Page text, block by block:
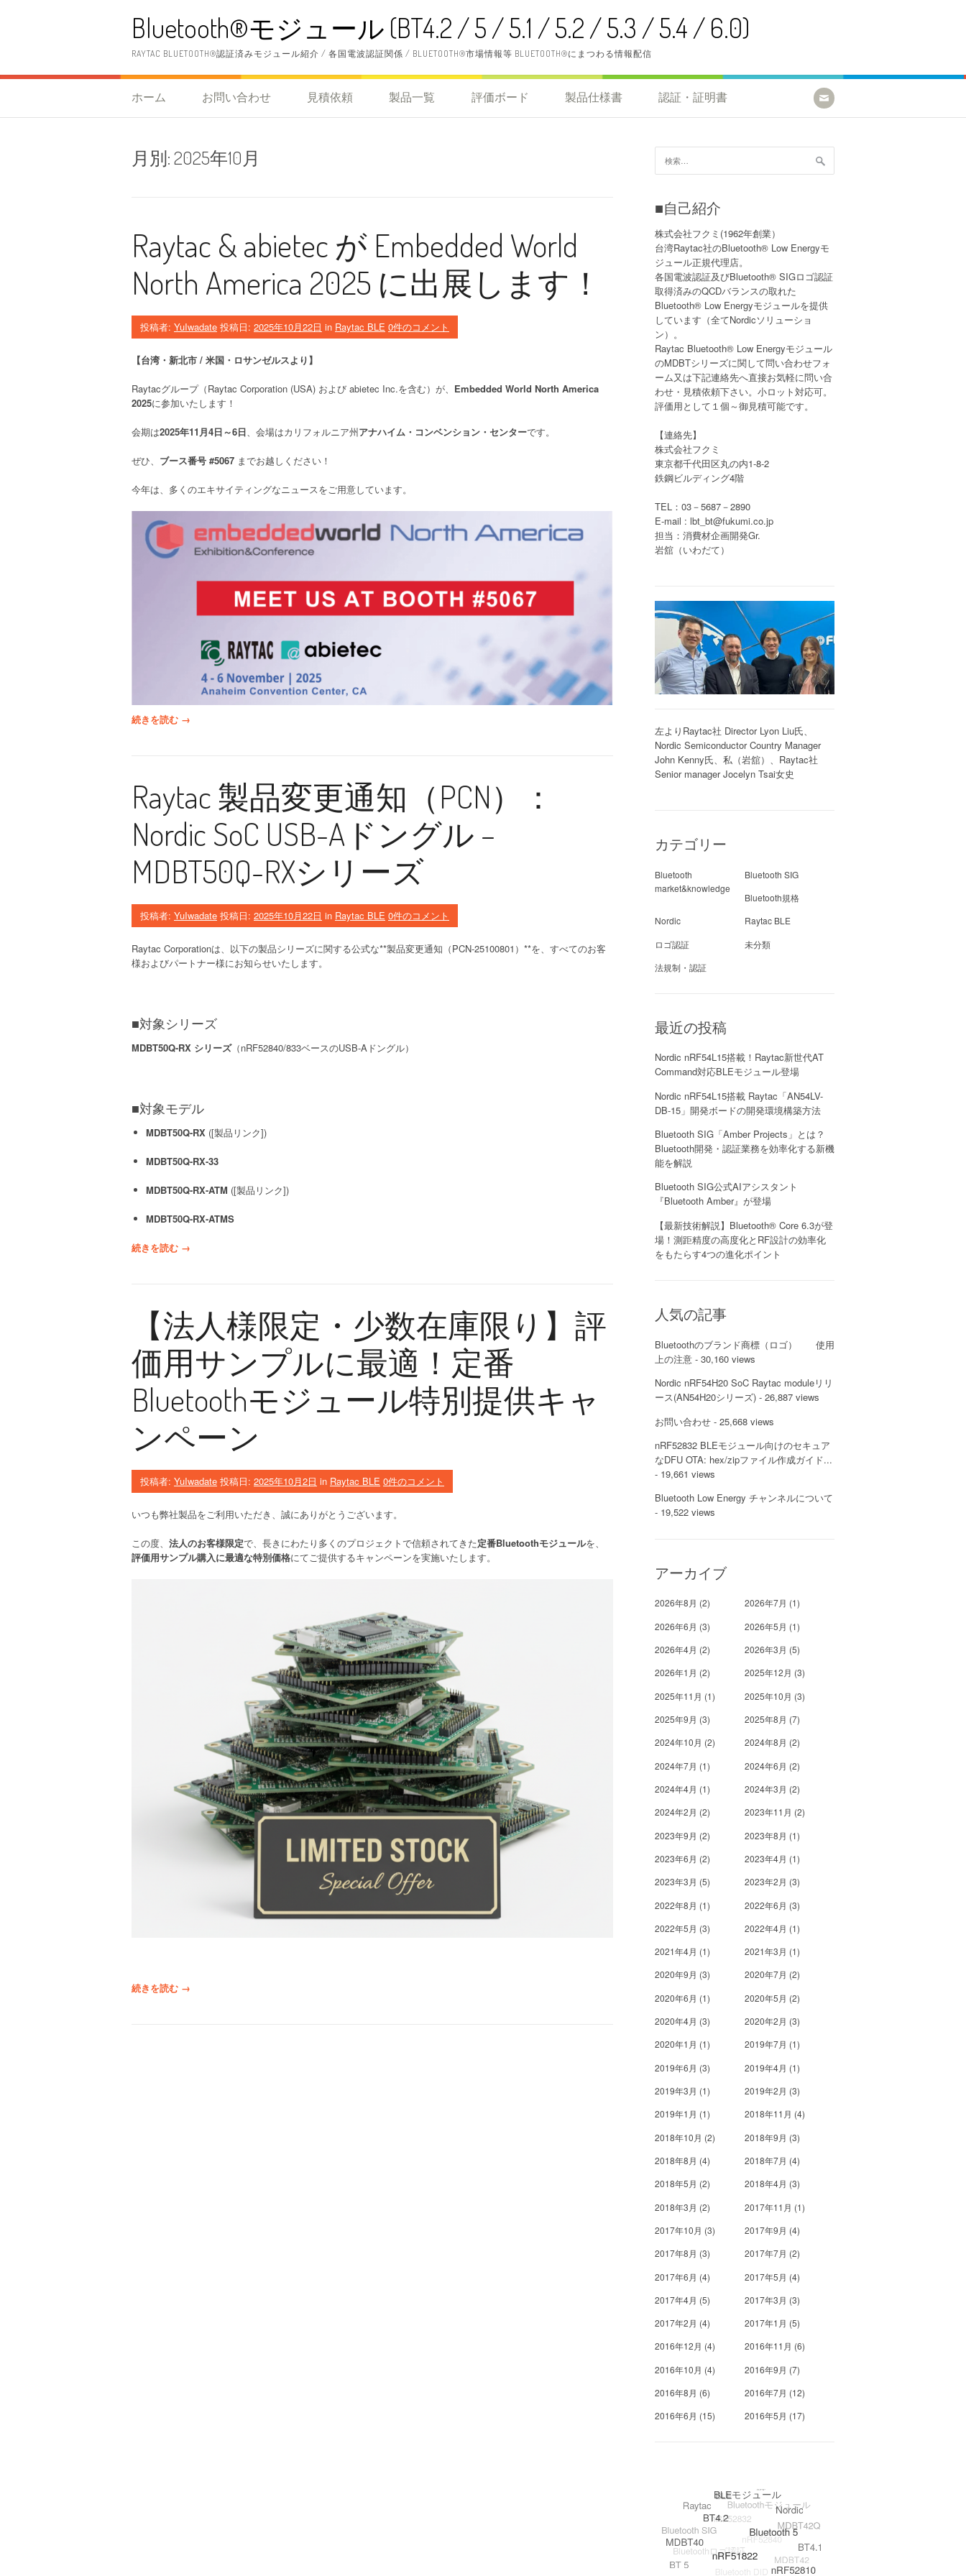
へ
ッ
Bluetooth®モジュール (BT4.2 / 5 / 5.1 / 5.2 / 5.3 / 5.4 / 6.0)
RAYTAC BLUETOOTH®認証済みモジュール紹介 / 各国電波認証関係 / BLUETOOTH®市場情報等 BLUETOOTH®にまつわる情報配信
ホーム お問い合わせ 見積依頼 製品一覧 評価ボード 製品仕様書 認証・証明書
月別:2025年10月
Raytac & abietec が Embedded World
North America 2025 に出展します！
投稿者: YuIwadate 投稿日: 2025年10月22日 in Raytac BLE 0件のコメント
【台湾・新北市 / 米国・ロサンゼルスより】
Raytacグループ（Raytac Corporation (USA) および abietec Inc.を含む）が、 Embedded World North America
2025に参加いたします！
会期は2025年11月4日～6日 、会場はカリフォルニア州アナハイム・コンベンション・センターです。
ぜひ、 ブース番号 #5067 までお越しください！
今年は、多くのエキサイティングなニュースをご用意しています。
続きを読む “
a
c
&
a
b
i
e
e
c
E
m
d
e
d
l
N
r
h
m
r
2
0
2
5
に
出
展
し
す
→
Raytac 製品変更通知（PCN）：
Nordic SoC USB-Aドングル –
MDBT50Q-RXシリーズ
投稿者: YuIwadate 投稿日: 2025年10月22日 in Raytac BLE 0件のコメント
Raytac Corporationは、以下の製品シリーズに関する公式な**製品変更通知（PCN-25100801）**を、すべてのお客
様およびパートナー様にお知らせいたします。
■対象シリーズ
MDBT50Q-RX シリーズ（nRF52840/833ベースのUSB-Aドングル）
■対象モデル
MDBT50Q-RX ([製品リンク])
MDBT50Q-RX-33
MDBT50Q-RX-ATM ([製品リンク])
MDBT50Q-RX-ATMS
続きを読む “
a
c
製
品
変
更
通
（
P
N
）
N
r
d
M
”
→
【法人様限定・少数在庫限り】評
価用サンプルに最適！定番
Bluetoothモジュール特別提供キャ
ンペーン
投稿者: YuIwadate 投稿日: 2025年10月2日 in Raytac BLE 0件のコメント
いつも弊社製品をご利用いただき、誠にありがとうございます。
この度、 法人のお客様限定で、長きにわたり多くのプロジェクトで信頼されてきた定番Bluetoothモジュールを、
評価用サンプル購入に最適な特別価格にてご提供するキャンペーンを実施いたします。
続きを読む “
→
索:
■自己紹介
株式会社フクミ(1962年創業）
台湾Raytac社のBluetooth® Low Energyモ
ジュール正規代理店。
各国電波認証及びBluetooth® SIGロゴ認証
取得済みのQCDバランスの取れた
Bluetooth® Low Energyモジュールを提供
しています（全てNordicソリューショ
ン）。
Raytac Bluetooth® Low Energyモジュール
のMDBTシリーズに関して問い合わせフォ
ーム又は下記連絡先へ直接お気軽に問い合
わせ・見積依頼下さい。小ロット対応可。
評価用として１個～御見積可能です。
【連絡先】
株式会社フクミ
東京都千代田区丸の内1-8-2
鉄鋼ビルディング4階
TEL：03－5687－2890
E-mail : lbt_bt@fukumi.co.jp
担当：消費材企画開発Gr.
岩舘（いわだて）
左よりRaytac社 Director Lyon Liu氏、
Nordic Semiconductor Country Manager
John Kenny氏、私（岩舘）、Raytac社
Senior manager Jocelyn Tsai女史
カテゴリー
Bluetooth
market&knowledge
Bluetooth SIG
Bluetooth規格
Nordic
Raytac BLE
ロゴ認証
未分類
法規制・認証
最近の投稿
Nordic nRF54L15搭載！Raytac新世代AT
Command対応BLEモジュール登場
Nordic nRF54L15搭載 Raytac「AN54LV-
DB-15」開発ボードの開発環境構築方法
Bluetooth SIG「Amber Projects」とは？
Bluetooth開発・認証業務を効率化する新機
能を解説
Bluetooth SIG公式AIアシスタント
『Bluetooth Amber』が登場
【最新技術解説】Bluetooth® Core 6.3が登
場！測距精度の高度化とRF設計の効率化
をもたらす4つの進化ポイント
人気の記事
Bluetoothのブランド商標（ロゴ） 使用
上の注意 - 30,160 views
Nordic nRF54H20 SoC Raytac moduleリリ
ース(AN54H20シリーズ) - 26,887 views
お問い合わせ - 25,668 views
nRF52832 BLEモジュール向けのセキュア
なDFU OTA: hex/zipファイル作成ガイド...
- 19,661 views
Bluetooth Low Energy チャンネルについて
- 19,522 views
アーカイブ
2026年8月 (2) 2026年7月 (1)
2026年6月 (3) 2026年5月 (1)
2026年4月 (2) 2026年3月 (5)
2026年1月 (2) 2025年12月 (3)
2025年11月 (1) 2025年10月 (3)
2025年9月 (3) 2025年8月 (7)
2024年10月 (2) 2024年8月 (2)
2024年7月 (1) 2024年6月 (2)
2024年4月 (1) 2024年3月 (2)
2024年2月 (2) 2023年11月 (2)
2023年9月 (2) 2023年8月 (1)
2023年6月 (2) 2023年4月 (1)
2023年3月 (5) 2023年2月 (3)
2022年8月 (1) 2022年6月 (3)
2022年5月 (3) 2022年4月 (1)
2021年4月 (1) 2021年3月 (1)
2020年9月 (3) 2020年7月 (2)
2020年6月 (1) 2020年5月 (2)
2020年4月 (3) 2020年2月 (3)
2020年1月 (1) 2019年7月 (1)
2019年6月 (3) 2019年4月 (1)
2019年3月 (1) 2019年2月 (3)
2019年1月 (1) 2018年11月 (4)
2018年10月 (2) 2018年9月 (3)
2018年8月 (4) 2018年7月 (4)
2018年5月 (2) 2018年4月 (3)
2018年3月 (2) 2017年11月 (1)
2017年10月 (3) 2017年9月 (4)
2017年8月 (3) 2017年7月 (2)
2017年6月 (4) 2017年5月 (4)
2017年4月 (5) 2017年3月 (3)
2017年2月 (4) 2017年1月 (5)
2016年12月 (4) 2016年11月 (6)
2016年10月 (4) 2016年9月 (7)
2016年8月 (6) 2016年7月 (12)
2016年6月 (15) 2016年5月 (17)